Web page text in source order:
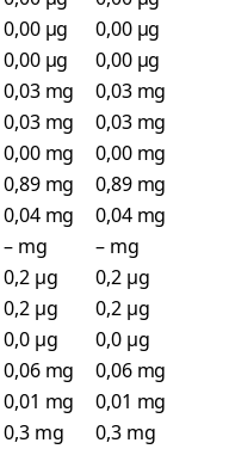
0,00 µg
0,00 µg
0,00 µg
0,00 µg
0,03 mg
0,03 mg
0,03 mg
0,03 mg
0,00 mg
0,00 mg
0,89 mg
0,89 mg
0,04 mg
0,04 mg
– mg
– mg
0,2 µg
0,2 µg
0,2 µg
0,2 µg
0,0 µg
0,0 µg
0,06 mg
0,06 mg
0,01 mg
0,01 mg
0,3 mg
0,3 mg